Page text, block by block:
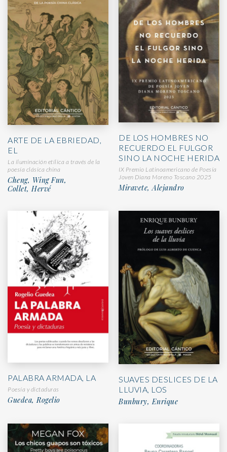
ARTE DE LA EBRIEDAD,
EL
La iluminación etílica a través de la
poesía clásica china
Cheng, Wing Fun,
Collet, Hervé
DE LOS HOMBRES NO
RECUERDO EL FULGOR
SINO LA NOCHE HERIDA
IX Premio Latinoamericano de Poesía
Joven Diana Moreno Toscano 2025
Miravete, Alejandro
PALABRA ARMADA, LA
Poesía y dictaduras
Guedea, Rogelio
SUAVES DESLICES DE LA
LLUVIA, LOS
Bunbury, Enrique